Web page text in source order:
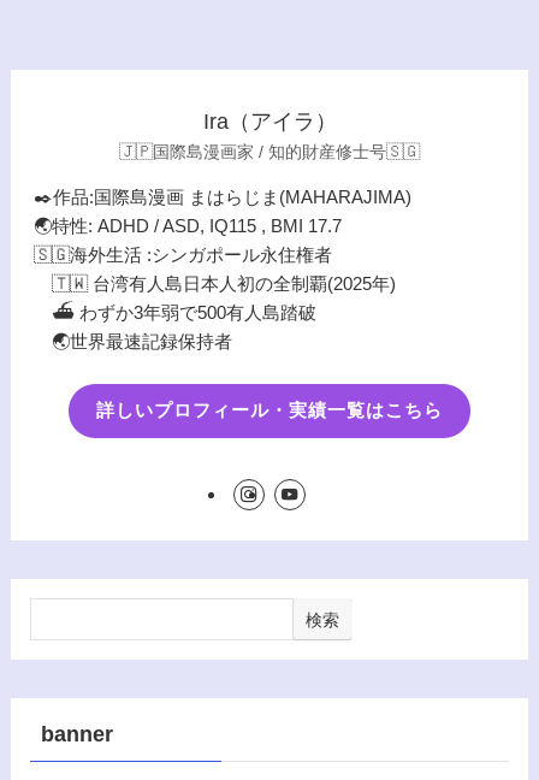
Ira（アイラ）
🇯🇵国際島漫画家 / 知的財産修士号🇸🇬
✒️作品:国際島漫画 まはらじま(MAHARAJIMA)
🌏特性: ADHD / ASD, IQ115 , BMI 17.7
🇸🇬海外生活 :シンガポール永住権者
🇹🇼 台湾有人島日本人初の全制覇(2025年)
⛴️ わずか3年弱で500有人島踏破
🌏世界最速記録保持者
詳しいプロフィール・実績一覧はこちら
検索
banner